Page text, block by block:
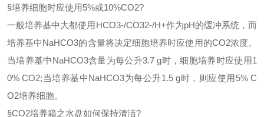
§培养细胞时应使用5%或10%CO2?
一般培养基中大都使用 HCO3-/CO32-/H+作为pH的缓冲系统，而
培养基中NaHCO3的含量将决定细胞培养时应使用的CO2浓度。
当培养基中NaHCO3含量为每公升3.7 g时，细胞培养时应使用1
0% CO2;当培养基中NaHCO3为每公升1.5 g时，则应使用5% C
O2培养细胞。
§CO2培养箱之水盘如何保持清洁?